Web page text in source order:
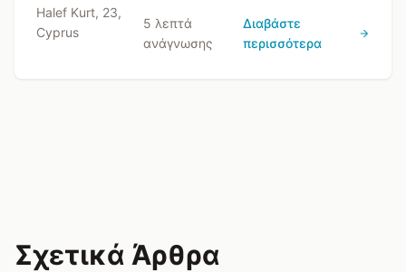
φαίνεται πιο ασφαλές από την ίδια τη λύση.
Halef Kurt, 23,
Cyprus
5 λεπτά
ανάγνωσης
Διαβάστε
περισσότερα
Σχετικά Άρθρα